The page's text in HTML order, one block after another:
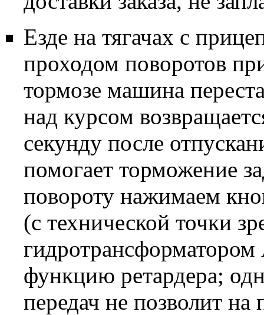
Езде на тягачах с
проходом поворотов
тормозе машина
над курсом
секунду после
помогает торможение
повороту нажимаем
(с технической точки
функцию ретардера;
передач не позволит